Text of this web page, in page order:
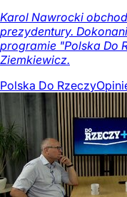
Karol Nawrocki
prezydentury.
programie "Polska Do
Ziemkiewicz.
Polska Do Rzeczy